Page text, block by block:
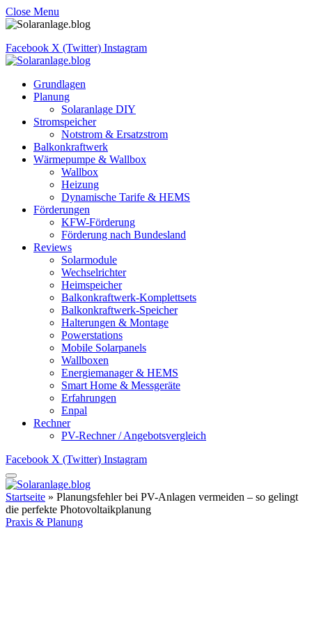
Close Menu
Facebook X (Twitter) Instagram
Grundlagen
Planung
Solaranlage DIY
Stromspeicher
Notstrom & Ersatzstrom
Balkonkraftwerk
Wärmepumpe & Wallbox
Wallbox
Heizung
Dynamische Tarife & HEMS
Förderungen
KFW-Förderung
Förderung nach Bundesland
Reviews
Solarmodule
Wechselrichter
Heimspeicher
Balkonkraftwerk-Komplettsets
Balkonkraftwerk-Speicher
Halterungen & Montage
Powerstations
Mobile Solarpanels
Wallboxen
Energiemanager & HEMS
Smart Home & Messgeräte
Erfahrungen
Enpal
Rechner
PV-Rechner / Angebotsvergleich
Facebook X (Twitter) Instagram
Startseite » Planungsfehler bei PV-Anlagen vermeiden – so gelingt
die perfekte Photovoltaikplanung
Praxis & Planung